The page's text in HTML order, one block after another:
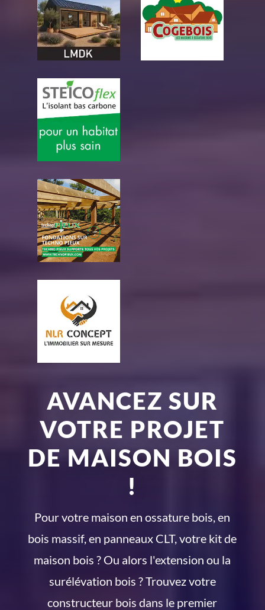
AVANCEZ SUR
VOTRE PROJET
DE MAISON BOIS
!
Pour votre maison en ossature bois, en
bois massif, en panneaux CLT, votre kit de
maison bois ? Ou alors l'extension ou la
surélévation bois ? Trouvez votre
constructeur bois dans le premier